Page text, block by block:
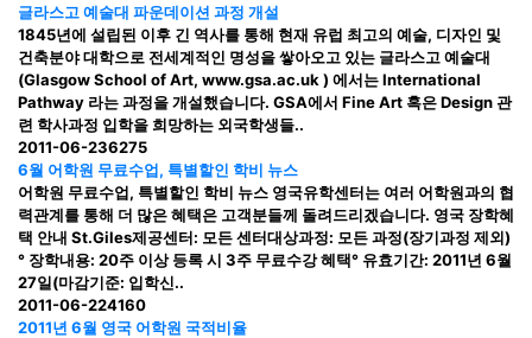
글라스고 예술대 파운데이션 과정 개설
1845년에 설립된 이후 긴 역사를 통해 현재 유럽 최고의 예술, 디자인 및
건축분야 대학으로 전세계적인 명성을 쌓아오고 있는 글라스고 예술대
(Glasgow School of Art, www.gsa.ac.uk ) 에서는 International
Pathway 라는 과정을 개설했습니다. GSA에서 Fine Art 혹은 Design 관
련 학사과정 입학을 희망하는 외국학생들..
2011-06-236275
6월 어학원 무료수업, 특별할인 학비 뉴스
어학원 무료수업, 특별할인 학비 뉴스 영국유학센터는 여러 어학원과의 협
력관계를 통해 더 많은 혜택은 고객분들께 돌려드리겠습니다. 영국 장학혜
택 안내 St.Giles제공센터: 모든 센터대상과정: 모든 과정(장기과정 제외)
° 장학내용: 20주 이상 등록 시 3주 무료수강 혜택° 유효기간: 2011년 6월
27일(마감기준: 입학신..
2011-06-224160
2011년 6월 영국 어학원 국적비율